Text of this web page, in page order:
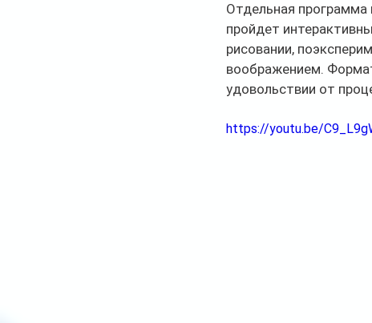
Отдельная программа
пройдет
рисовании,
воображением.
удовольствии от
https://youtu.be/